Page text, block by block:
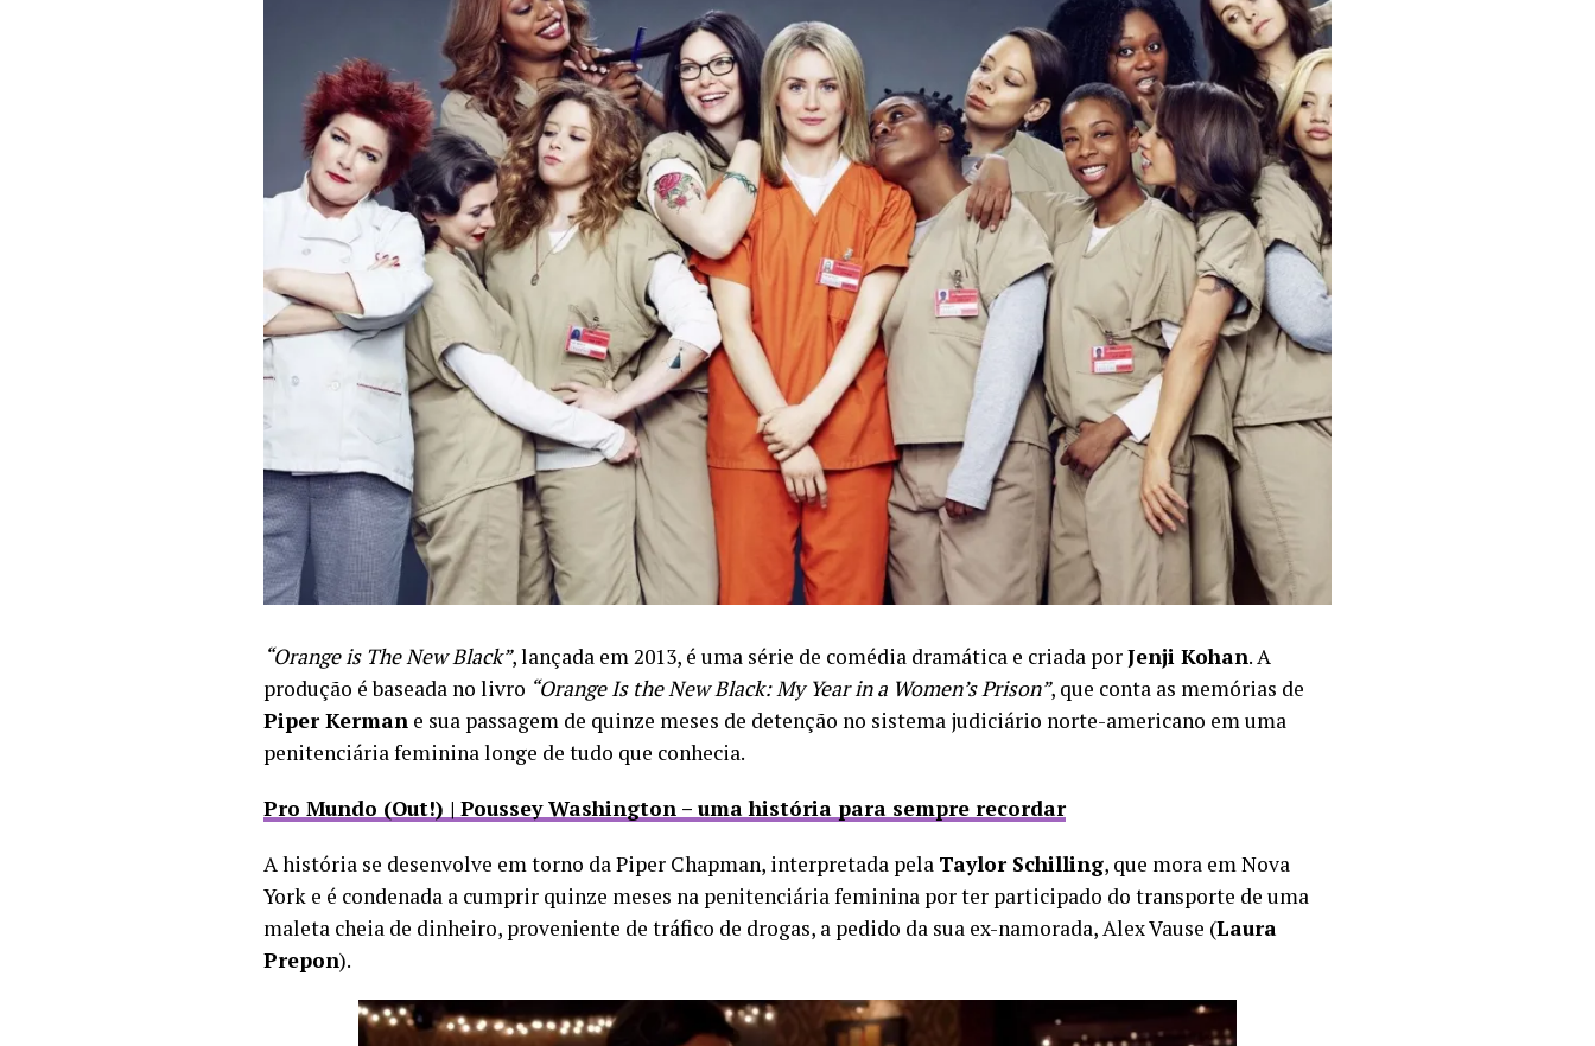
“Orange is The New Black”, lançada em 2013, é uma série de comédia dramática e criada porJenji Kohan. A
produção é baseada no livro “Orange Is the New Black: My Year in a Women’s Prison”, que conta as memórias de
Piper Kerman e sua passagem de quinze meses de detenção no sistema judiciário norte-americano em uma
penitenciária feminina longe de tudo que conhecia.
Pro Mundo (Out!) | Poussey Washington – uma história para sempre recordar
A história se desenvolve em torno da Piper Chapman, interpretada pela Taylor Schilling, que mora em Nova
York e é condenada a cumprir quinze meses na penitenciária feminina por ter participado do transporte de uma
maleta cheia de dinheiro, proveniente de tráfico de drogas, a pedido da sua ex-namorada, Alex Vause (Laura
Prepon).